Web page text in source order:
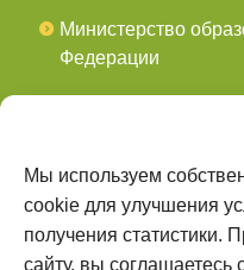
Мы используем
cookie для улучшения
получения статистики.
сайту, вы соглашаетесь
Министерство
Федерации
мы в Контакте